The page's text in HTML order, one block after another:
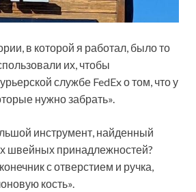
в которой я работал, было то
их, чтобы
службе FedEx о том, что у
нужно забрать».
инструмент, найденный
швейных принадлежностей?
с отверстием и ручка,
кость».